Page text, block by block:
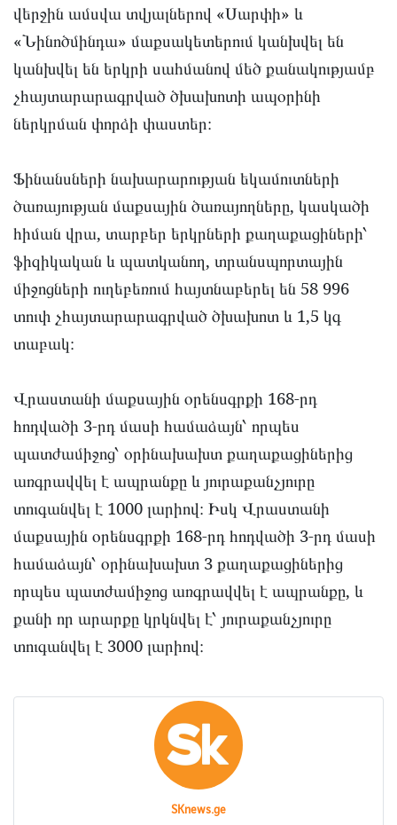
վերջին ամսվա տվյալներով «Սարփի» և
«Նինոծմինդա» մաքսակետերում կանխվել են
կանխվել են երկրի սահմանով մեծ քանակությամբ
չհայտարարագրված ծխախոտի ապօրինի
ներկրման փորձի փաստեր։
Ֆինանսների նախարարության եկամուտների
ծառայության մաքսային ծառայողները, կասկածի
հիման վրա, տարբեր երկրների քաղաքացիների՝
ֆիզիկական և պատկանող, տրանսպորտային
միջոցների ուղեբեռում հայտնաբերել են 58 996
տուփ չհայտարարագրված ծխախոտ և 1,5 կգ
տաբակ։
Վրաստանի մաքսային օրենսգրքի 168-րդ
հոդվածի 3-րդ մասի համաձայն՝ որպես
պատժամիջոց՝ օրինախախտ քաղաքացիներից
առգրավվել է ապրանքը և յուրաքանչյուրը
տուգանվել է 1000 լարիով։ Իսկ Վրաստանի
մաքսային օրենսգրքի 168-րդ հոդվածի 3-րդ մասի
համաձայն՝ օրինախախտ 3 քաղաքացիներից
որպես պատժամիջոց առգրավվել է ապրանքը, և
քանի որ արարքը կրկնվել է՝ յուրաքանչյուրը
տուգանվել է 3000 լարիով։
SKnews.ge